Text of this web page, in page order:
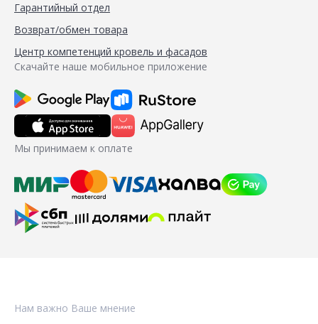
Гарантийный отдел
Возврат/обмен товара
Центр компетенций кровель и фасадов
Скачайте наше мобильное приложение
Мы принимаем к оплате
Нам важно Ваше мнение